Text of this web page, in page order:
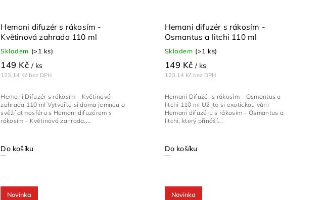
Hemani difuzér s rákosím -
Květinová zahrada 110 ml
Skladem (>1 ks)
123,14 Kč bez DPH
149 Kč / ks
Do košíku
Hemani Difuzér s rákosím – Květinová
zahrada 110 ml Vytvořte si doma jemnou a
svěží atmosféru s Hemani difuzérem s
rákosím – Květinová zahrada....
Hemani difuzér s rákosím -
Osmantus a litchi 110 ml
Skladem (>1 ks)
123,14 Kč bez DPH
149 Kč/ ks
Do košíku
Hemani Difuzér s rákosím – Osmantus a
litchi 110 ml Užijte si exotickou vůni
Hemani difuzéru s rákosím – Osmantus a
litchi, který přináší...
Novinka Novinka